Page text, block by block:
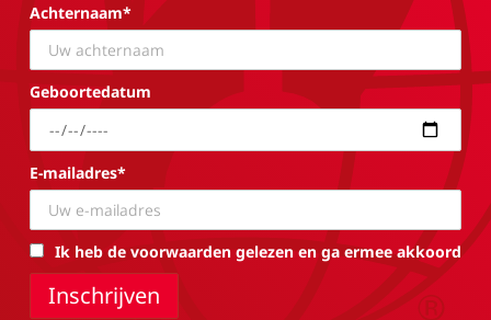
Achternaam*
Geboortedatum
E-mailadres*
Ik heb de voorwaarden gelezen en ga ermee akkoord